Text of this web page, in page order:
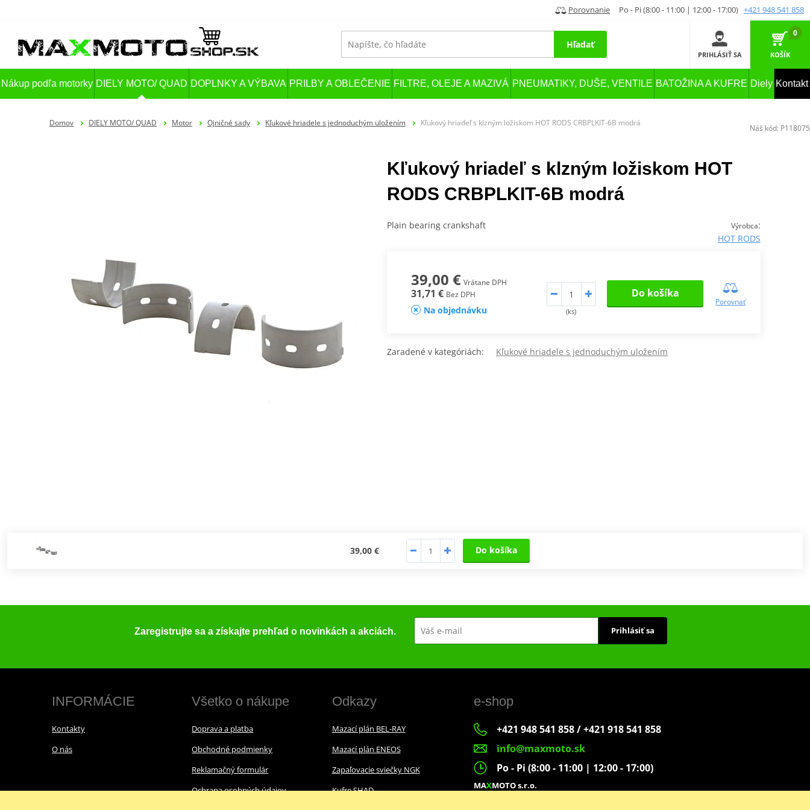
Porovnanie Po - Pi (8:00 - 11:00 | 12:00 - 17:00) +421 948 541 858
Hľadať
PRIHLÁSIŤ SA
0
KOŠÍK
Nákup podľa motorky DIELY MOTO/ QUAD DOPLNKY A VÝBAVA PRILBY A OBLEČENIE FILTRE, OLEJE A MAZIVÁ PNEUMATIKY, DUŠE, VENTILE BATOŽINA A KUFRE Diely Kontakt
Domov DIELY MOTO/ QUAD Motor Ojničné sady Kľukové hriadele s jednoduchým uložením Kľukový hriadeľ s klzným ložiskom HOT RODS CRBPLKIT-6B modrá
Kľukový hriadeľ s klzným ložiskom HOT
RODS CRBPLKIT-6B modrá
Výrobca:
HOT RODS
Plain bearing crankshaft
39,00 € Vrátane DPH
31,71 € Bez DPH
Na objednávku (ks)
Do košíka
Porovnať
Zaradené v kategóriách: Kľukové hriadele s jednoduchým uložením
39,00 € Do košíka
Náš kód: P118075
Zaregistrujte sa a získajte prehľad o novinkách a akciách. Prihlásiť sa
INFORMÁCIE
Kontakty
O nás
Všetko o nákupe
Doprava a platba
Obchodné podmienky
Reklamačný formulár
Ochrana osobných údajov
Odkazy
Mazací plán BEL-RAY
Mazací plán ENEOS
Zapaľovacie sviečky NGK
Kufre SHAD
e-shop
+421 948 541 858 / +421 918 541 858
info@maxmoto.sk
Po - Pi (8:00 - 11:00 | 12:00 - 17:00)
MAXMOTO s.r.o.